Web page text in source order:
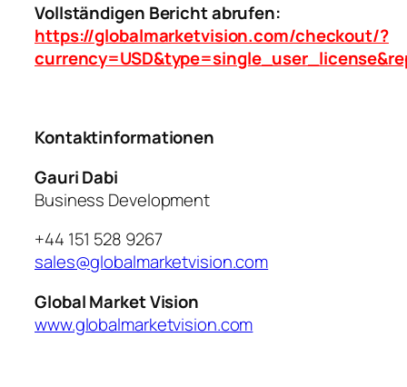
Vollständigen Bericht abrufen:
https://globalmarketvision.com/checkout/?
Kontaktinformationen
Gauri Dabi
Business Development
+44 151 528 9267
sales@globalmarketvision.com
Global Market Vision
www.globalmarketvision.com